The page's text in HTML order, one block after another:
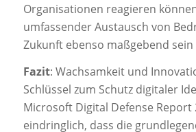
Organisationen reagieren
umfassender Austausch von
Zukunft ebenso maßgebend sein
Fazit: Wachsamkeit und
Schlüssel zum Schutz digitaler
Microsoft Digital Defense Report
eindringlich, dass die